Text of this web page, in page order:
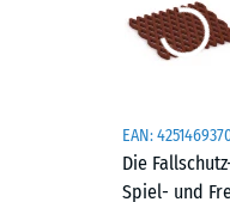
EAN:
Die
Spiel- und